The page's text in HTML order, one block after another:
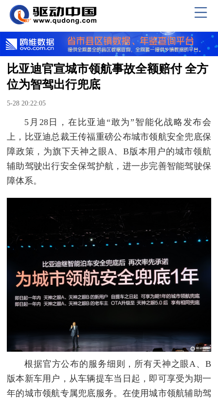
比亚迪官宣城市领航事故全额赔付 全方
位为智驾出行兜底
5-28 20:22:05
5月28日，在比亚迪“敢为”智能化战略发布会
上，比亚迪总裁王传福重磅公布城市领航安全兜底保
障政策，为旗下天神之眼A、B版本用户的城市领航
辅助驾驶出行安全保驾护航，进一步完善智能驾驶保
障体系。
根据官方公布的服务细则，所有天神之眼A、B
版本新车用户，从车辆提车当日起，即可享受为期一
年的城市领航专属兜底服务。在使用城市领航辅助驾